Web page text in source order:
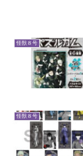
怪獣８号
怪獣８号